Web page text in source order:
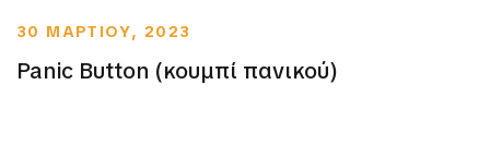
30 ΜΑΡΤΙΟΥ, 2023
Panic Button (κουμπί πανικού)